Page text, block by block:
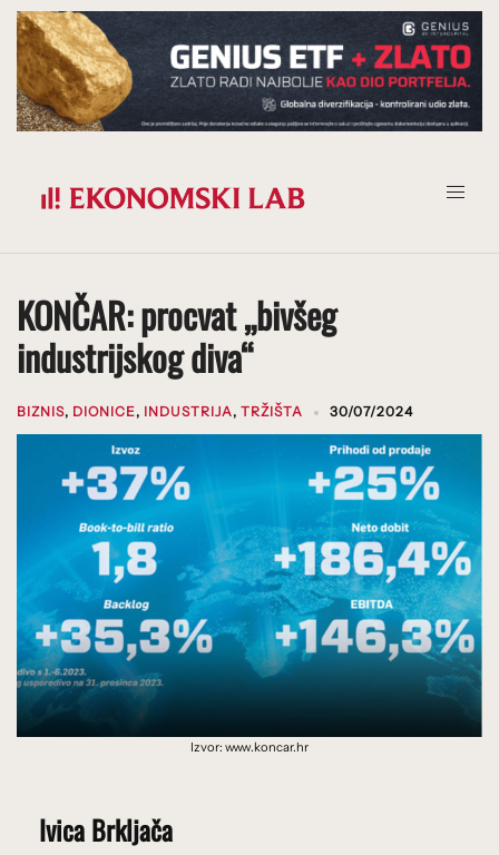
Prijeđi
na
sadržaj
KONČAR: procvat „bivšeg
industrijskog diva“
BIZNIS, DIONICE, INDUSTRIJA, TRŽIŠTA 30/07/2024
Izvor: www.koncar.hr
Ivica Brkljača